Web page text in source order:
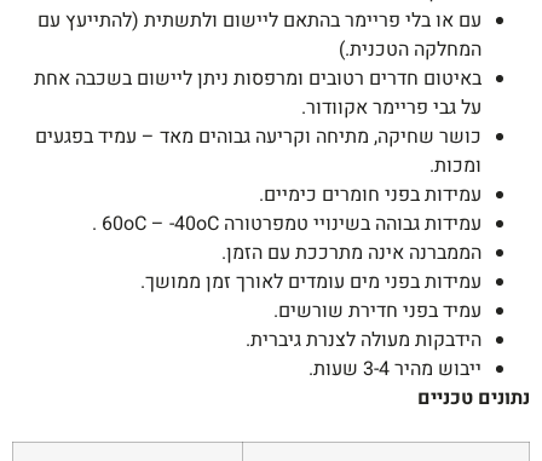
עם או בלי פריימר בהתאם ליישום ולתשתית (להתייעץ עם
המחלקה הטכנית.)
באיטום חדרים רטובים ומרפסות ניתן ליישום בשכבה אחת
על גבי פריימר אקוודור.
כושר שחיקה, מתיחה וקריעה גבוהים מאד – עמיד בפגעים
ומכות.
עמידות בפני חומרים כימיים.
עמידות גבוהה בשינויי טמפרטורה 60oC – -40oC .
הממברנה אינה מתרככת עם הזמן.
עמידות בפני מים עומדים לאורך זמן ממושך.
עמיד בפני חדירת שורשים.
הידבקות מעולה לצנרת גיברית.
ייבוש מהיר 3-4 שעות.
נתונים טכניים